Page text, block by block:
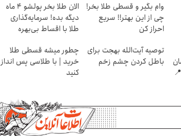
وام بگیر و قسطی طلا بخر!
چی از این بهتر!! سریع
احراز کن
الان طلا بخر پولشو 4 ماه
دیگه بده! سرمایه‌گذاری
طلا با اقساط بی‌بهره
توصیه آیت‌الله بهجت برای
باطل کردن چشم زخم
چطور میشه قسطی طلا
خرید | با طلاسی پس انداز
کنید